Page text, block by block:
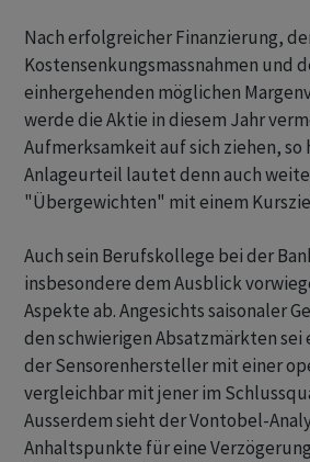
Nach erfolgreicher Finanzierung,
Kostensenkungsmassnahmen und
einhergehenden möglichen
werde die Aktie in diesem Jahr
Aufmerksamkeit auf sich ziehen, so
Anlageurteil lautet denn auch
"Übergewichten" mit einem
Auch sein Berufskollege bei der
insbesondere dem Ausblick
Aspekte ab. Angesichts saisonaler
den schwierigen Absatzmärkten sei
der Sensorenhersteller mit einer
vergleichbar mit jener im
Ausserdem sieht der Vontobel-
Anhaltspunkte für eine